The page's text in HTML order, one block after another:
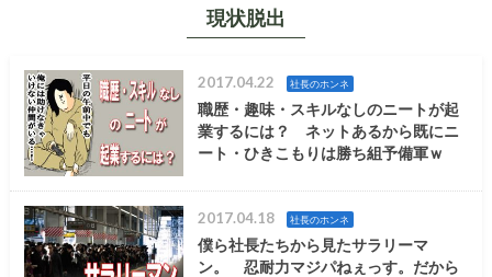
現状脱出
2017.04.22 社長のホンネ
職歴・趣味・スキルなしのニートが起
業するには？ ネットあるから既にニ
ート・ひきこもりは勝ち組予備軍ｗ
2017.04.18 社長のホンネ
僕ら社長たちから見たサラリーマ
ン。 忍耐力マジパねぇっす。だから